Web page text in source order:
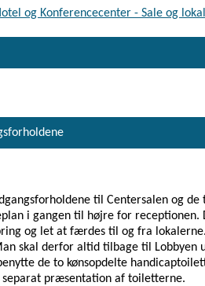
og Konferencecenter - Sale og
til Centersalen og
i gangen til højre for receptionen.
og let at færdes til og fra
skal derfor altid tilbage til Lobbyen
de to kønsopdelte
separat præsentation af toiletterne.